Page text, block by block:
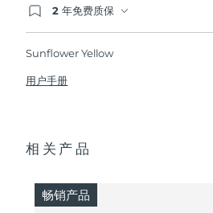
2 年免费质保
Sunflower Yellow
用户手册
相关产品
畅销产品